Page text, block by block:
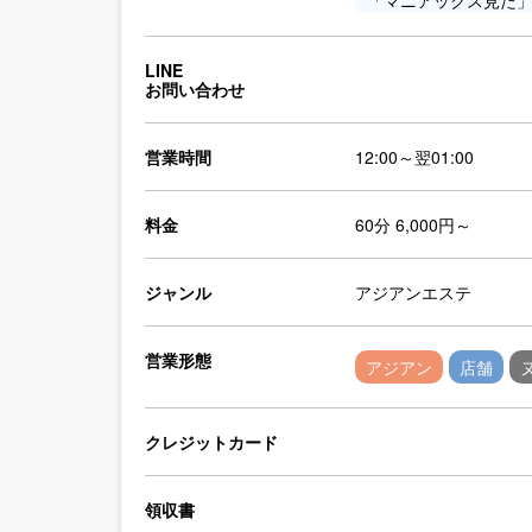
LINE
お問い合わせ
営業時間 12:00～翌01:00
料金 60分 6,000円～
ジャンル アジアンエステ
営業形態 アジアン 店舗
クレジットカード
領収書